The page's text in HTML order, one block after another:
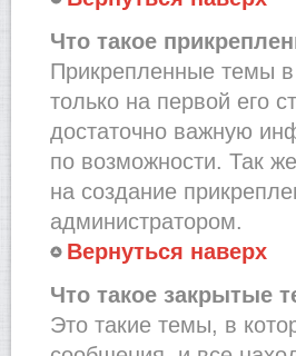
Что такое
Прикрепленные темы
только на первой его
достаточно важную
по возможности. Так
на создание
администратором.
Вернуться наверх
Что такое закрытые
Это такие темы, в